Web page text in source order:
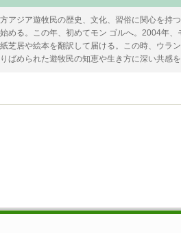
アジア遊牧民の歴史、文化、習俗に関心を持
める。この年、初めてモン ゴルへ。2004年
芝居や絵本を翻訳して届ける。この時、ウラ
ばめられた遊牧民の知恵や生き方に深い共感